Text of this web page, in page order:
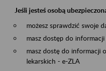
Jeśli jesteś osobą
możesz sprawdzić swoje
masz dostęp do
masz dostę do informacji
lekarskich - e-ZLA